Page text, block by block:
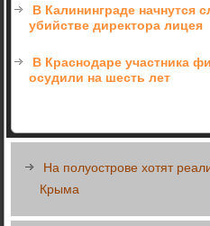
В Калининграде начнутся
убийстве директора лицея
В Краснодаре участника
осудили на шесть лет
На полуострове хотят
Крыма